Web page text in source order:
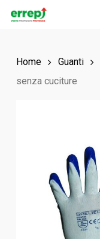
Skip
contentHome Guanti
senza cuciture